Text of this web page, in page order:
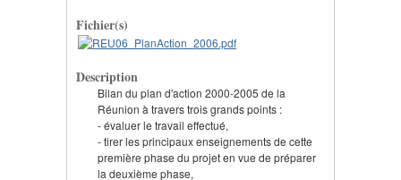
Fichier(s)
Description
Bilan du plan d'action 2000-2005 de la
Réunion à travers trois grands points :
- évaluer le travail effectué,
- tirer les principaux enseignements de cette
première phase du projet en vue de préparer
la deuxième phase,